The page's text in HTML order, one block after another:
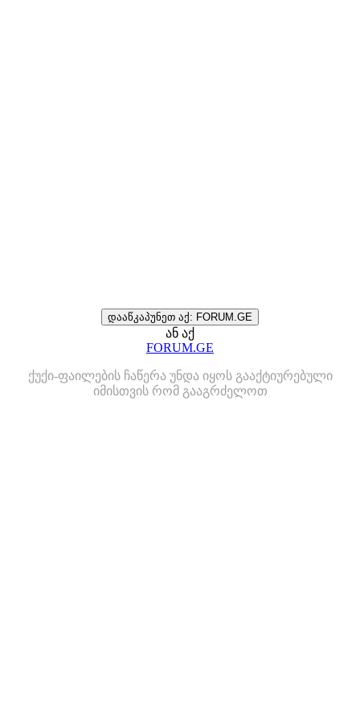
დააწკაპუნეთ აქ: FORUM.GE
ან აქ
FORUM.GE
ქუქი-ფაილების ჩაწერა უნდა იყოს გააქტიურებული
იმისთვის რომ გააგრძელოთ